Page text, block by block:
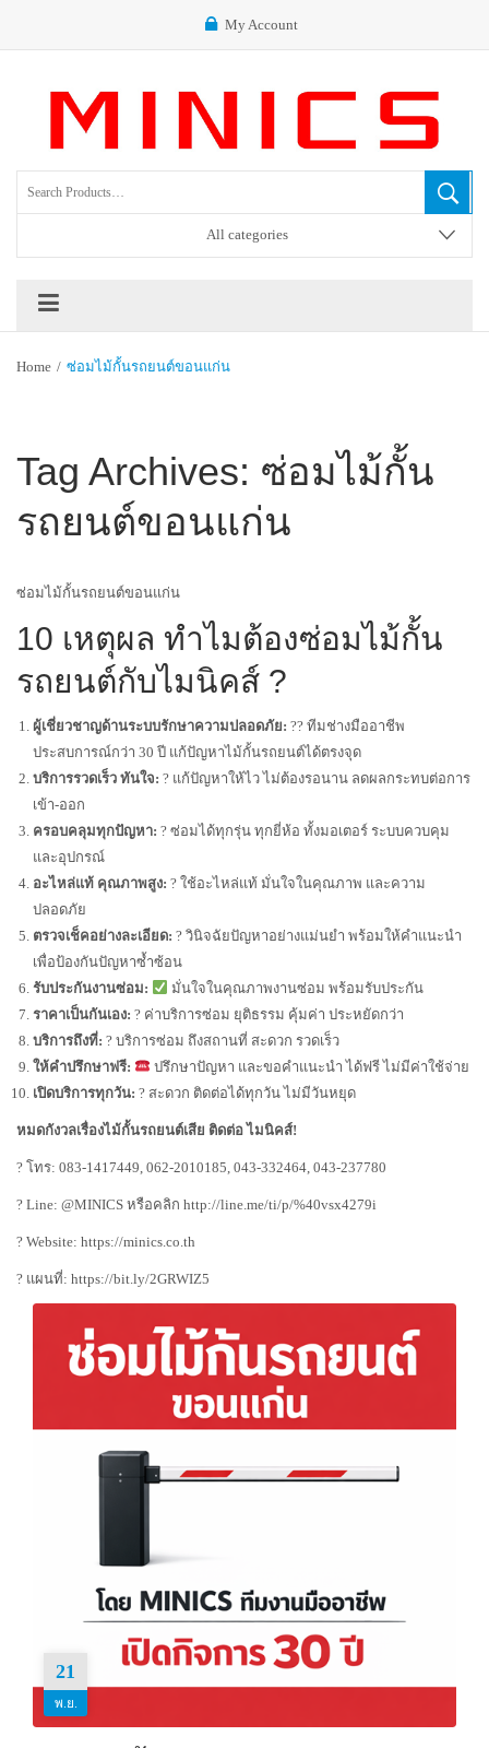
My Account
All categories
Home / ซ่อมไม้กั้นรถยนต์ขอนแก่น
Tag Archives: ซ่อมไม้กั้น
รถยนต์ขอนแก่น
ซ่อมไม้กั้นรถยนต์ขอนแก่น
10 เหตุผล ทำไมต้องซ่อมไม้กั้น
รถยนต์กับไมนิคส์ ?️
ผู้เชี่ยวชาญด้านระบบรักษาความปลอดภัย: ?‍? ทีมช่างมืออาชีพ
ประสบการณ์กว่า 30 ปี แก้ปัญหาไม้กั้นรถยนต์ได้ตรงจุด
บริการรวดเร็ว ทันใจ: ? แก้ปัญหาให้ไว ไม่ต้องรอนาน ลดผลกระทบต่อการ
เข้า-ออก
ครอบคลุมทุกปัญหา: ? ซ่อมได้ทุกรุ่น ทุกยี่ห้อ ทั้งมอเตอร์ ระบบควบคุม
และอุปกรณ์
อะไหล่แท้ คุณภาพสูง: ? ใช้อะไหล่แท้ มั่นใจในคุณภาพ และความ
ปลอดภัย
ตรวจเช็คอย่างละเอียด: ? วินิจฉัยปัญหาอย่างแม่นยำ พร้อมให้คำแนะนำ
เพื่อป้องกันปัญหาซ้ำซ้อน
รับประกันงานซ่อม:
มั่นใจในคุณภาพงานซ่อม พร้อมรับประกัน
ราคาเป็นกันเอง: ? ค่าบริการซ่อม ยุติธรรม คุ้มค่า ประหยัดกว่า
บริการถึงที่: ? บริการซ่อม ถึงสถานที่ สะดวก รวดเร็ว
ให้คำปรึกษาฟรี:
ปรึกษาปัญหา และขอคำแนะนำ ได้ฟรี ไม่มีค่าใช้จ่าย
เปิดบริการทุกวัน: ? สะดวก ติดต่อได้ทุกวัน ไม่มีวันหยุด
หมดกังวลเรื่องไม้กั้นรถยนต์เสีย ติดต่อ ไมนิคส์!
? โทร: 083-1417449, 062-2010185, 043-332464, 043-237780
? Line: @MINICS หรือคลิก http://line.me/ti/p/%40vsx4279i
? Website: https://minics.co.th
? แผนที่: https://bit.ly/2GRWIZ5
21
พ.ย.